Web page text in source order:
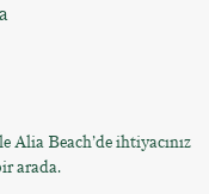
Alia Beach’de ihtiyacınız
arada.